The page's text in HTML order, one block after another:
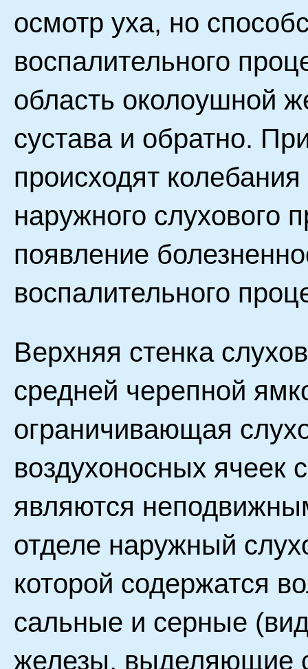
осмотр уха, но
воспалительного
область околоушной
сустава и обратно.
происходят
наружного слухового
появление
воспалительного
Верхняя стенка
средней черепной
ограничивающая
воздухоносных ячеек
являются
отделе наружный
которой содержатся
сальные и серные
железы, выделяющие